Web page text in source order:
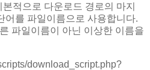
적으로 다운로드 경로의 마지
어를 파일이름으로 사용합니다.
파일이름이 아닌 이상한 이름을
download_script.php?